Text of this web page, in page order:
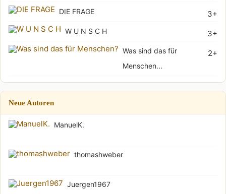
3+
DIE FRAGE
3+
W U N S C H
2+
Was sind das für
Menschen...
Neue Autoren
ManuelK.
thomashweber
Juergen1967